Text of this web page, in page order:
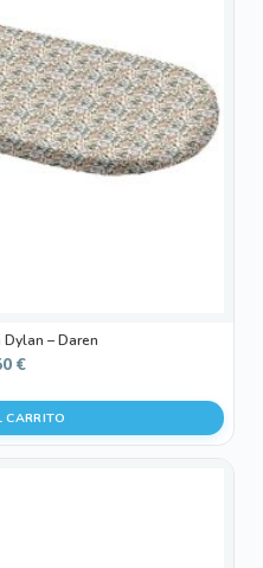
– Daren
€